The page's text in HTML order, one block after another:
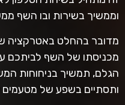
וממשיך בשירות ובו השף
מדובר בהחלט באטרקציה
מכניסתו של השף לביתכם
הגלם, תמשיך בניחוחות
ותסתיים בשפע של מטעמים